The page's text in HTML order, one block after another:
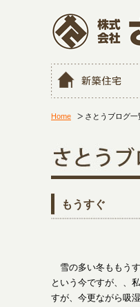
Home さとうブログ一
もうすぐ
雪の多い冬ももう
という今ですが、、
すが、今更ながら吸